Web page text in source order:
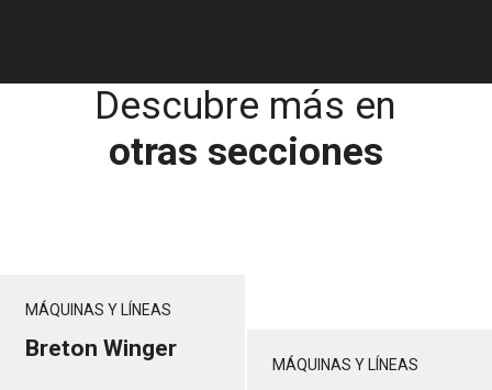
Descubre más en
otras secciones
MÁQUINAS Y LÍNEAS
Breton Winger
MÁQUINAS Y LÍNEAS